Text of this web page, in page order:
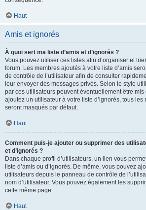
Haut
Amis et ignorés
À quoi sert ma liste d’amis et d’ignorés ?
Vous pouvez utiliser ces listes afin d’organiser et
forum. Les membres ajoutés à votre liste d’amis
de contrôle de l’utilisateur afin de consulter
leur envoyer des messages privés. Selon le style
par ces utilisateurs peuvent éventuellement être
ajoutez un utilisateur à votre liste d’ignorés, tous les
seront masqués par défaut.
Haut
Comment puis-je ajouter ou supprimer des
et d’ignorés ?
Dans chaque profil d’utilisateurs, un lien vous
liste d’amis ou d’ignorés. De même, vous pouvez
utilisateurs depuis le panneau de contrôle de
nom d’utilisateur. Vous pouvez également les
cette même page.
Haut